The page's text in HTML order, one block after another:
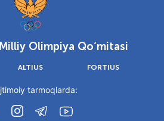
Olimpiya Qo‘mitasi
ALTIUS FORTIUS
tarmoqlarda: